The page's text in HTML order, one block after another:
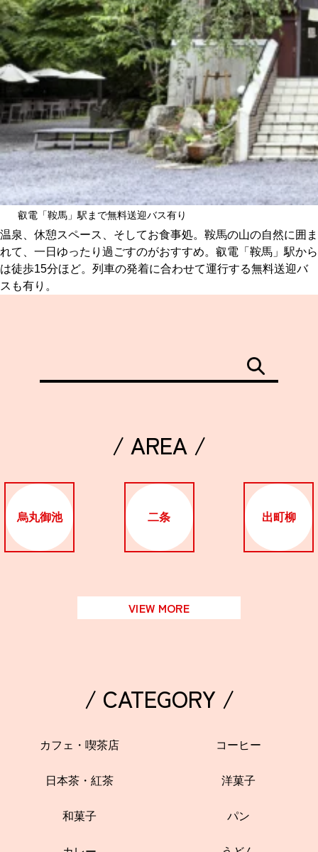
叡電「鞍馬」駅まで無料送迎バス有り
温泉、休憩スペース、そしてお食事処。鞍馬の山の自然に囲ま
れて、一日ゆったり過ごすのがおすすめ。叡電「鞍馬」駅から
は徒歩15分ほど。列車の発着に合わせて運行する無料送迎バ
スも有り。
/ AREA /
烏丸御池 二条 出町柳
VIEW MORE
/ CATEGORY /
カフェ・喫茶店 コーヒー
日本茶・紅茶 洋菓子
和菓子 パン